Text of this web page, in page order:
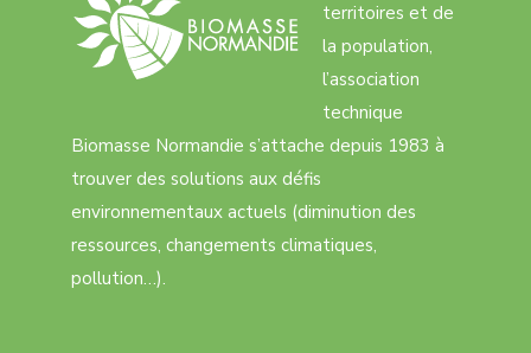
territoires et de
la population,
l’association
technique
Biomasse Normandie s’attache depuis 1983 à
trouver des solutions aux défis
environnementaux actuels (diminution des
ressources, changements climatiques,
pollution…).